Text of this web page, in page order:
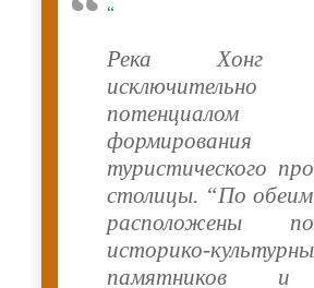
“
Река Хонг
формирования
туристического
столицы. “По обеим
расположены
историко-
памятников и